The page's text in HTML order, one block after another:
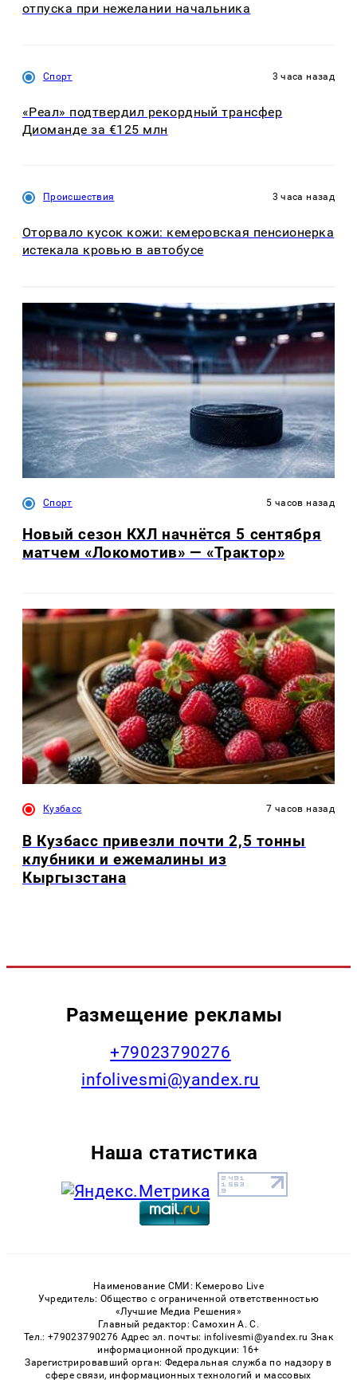
отпуска при нежелании начальника
Спорт 3 часа назад
«Реал» подтвердил рекордный трансфер
Диоманде за €125 млн
Происшествия 3 часа назад
Оторвало кусок кожи: кемеровская пенсионерка
истекала кровью в автобусе
Спорт 5 часов назад
Новый сезон КХЛ начнётся 5 сентября
матчем «Локомотив» — «Трактор»
Кузбасс 7 часов назад
В Кузбасс привезли почти 2,5 тонны
клубники и ежемалины из
Кыргызстана
Размещение рекламы
+79023790276
infolivesmi@yandex.ru
Наша статистика
Наименование СМИ: Кемерово Live
Учредитель: Общество с ограниченной ответственностью
«Лучшие Медиа Решения»
Главный редактор: Самохин А. С.
Тел.: +79023790276 Адрес эл. почты: infolivesmi@yandex.ru Знак
информационной продукции: 16+
Зарегистрировавший орган: Федеральная служба по надзору в
сфере связи, информационных технологий и массовых